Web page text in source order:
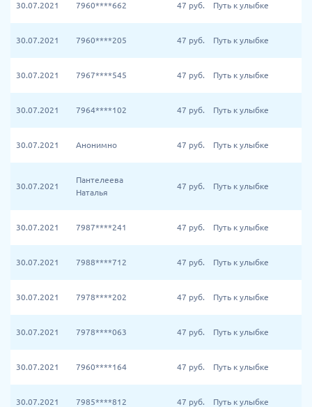
30.07.2021 7960****662 47 руб. Путь к улыбке
30.07.2021 7960****205 47 руб. Путь к улыбке
30.07.2021 7967****545 47 руб. Путь к улыбке
30.07.2021 7964****102 47 руб. Путь к улыбке
30.07.2021 Анонимно 47 руб. Путь к улыбке
30.07.2021
Пантелеева
Наталья
47 руб. Путь к улыбке
30.07.2021 7987****241 47 руб. Путь к улыбке
30.07.2021 7988****712 47 руб. Путь к улыбке
30.07.2021 7978****202 47 руб. Путь к улыбке
30.07.2021 7978****063 47 руб. Путь к улыбке
30.07.2021 7960****164 47 руб. Путь к улыбке
30.07.2021 7985****812 47 руб. Путь к улыбке